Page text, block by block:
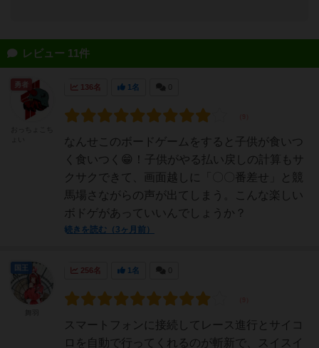
レビュー 11件
136名 1名
なんせこのボードゲームをすると子供が食いつ
く食いつく😁！子供がやる払い戻しの計算もサ
クサクできて、画面越しに「〇〇番差せ」と競
馬場さながらの声が出てしまう。こんな楽しい
ボドゲがあっていいんでしょうか？
続きを読む（3ヶ月前）
勇者
256名 1名
スマートフォンに接続してレース進行とサイコ
ロを自動で行ってくれるのが斬新で、スイスイ
国王